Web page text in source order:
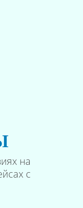
на
с